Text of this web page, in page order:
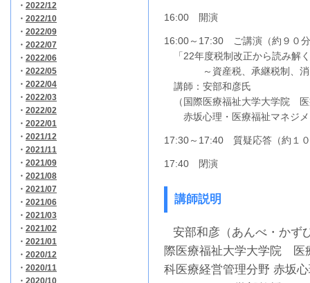
・ 2022/12
・ 2022/10
・ 2022/09
・ 2022/07
・ 2022/06
・ 2022/05
・ 2022/04
・ 2022/03
・ 2022/02
・ 2022/01
・ 2021/12
・ 2021/11
・ 2021/09
・ 2021/08
・ 2021/07
・ 2021/06
・ 2021/03
・ 2021/02
・ 2021/01
・ 2020/12
・ 2020/11
・ 2020/10
16:00 開演
16:00～17:30 ご講演（約９０
「22年度税制改正から読み解
～資産税、承継税制、消
講師：安部和彦氏
（国際医療福祉大学大学院 医
赤坂心理・医療福祉マネジメ
17:30～17:40 質疑応答（約１
17:40 閉演
講師説明
安部和彦（あんべ・かず
際医療福祉大学大学院 医
科医療経営管理分野 赤坂